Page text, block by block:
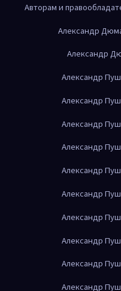
Авторам и
Александр
Александр
Александр
Александр
Александр
Александр
Александр
Александр
Александр
Александр
Александр
Александр